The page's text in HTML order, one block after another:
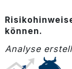
können.
Analyse